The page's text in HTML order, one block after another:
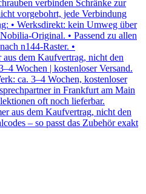
verbinden Schränke zur
vorgebohrt, jede Verbindung
• Werksdirekt: kein Umweg über
Original. • Passend zu allen
n144-Raster. •
dem Kaufvertrag, nicht den
Wochen | kostenloser Versand.
ca. 3–4 Wochen, kostenloser
in Frankfurt am Main
oft noch lieferbar.
aus dem Kaufvertrag, nicht den
– so passt das Zubehör exakt